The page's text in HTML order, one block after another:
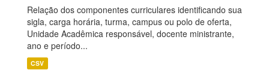
Relação dos componentes curriculares identificando sua
sigla, carga horária, turma, campus ou polo de oferta,
Unidade Acadêmica responsável, docente ministrante,
ano e período...
CSV